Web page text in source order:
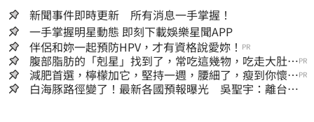
新聞事件即時更新 所有消息一手掌握！
一手掌握明星動態 即刻下載娛樂星聞APP
伴侶和妳一起預防HPV，才有資格說愛妳！ PR
腹部脂肪的「剋星」找到了，常吃這幾物，吃走大肚
囊，瘦出小蠻腰
PR
減肥首選，檸檬加它，堅持一週，腰細了，瘦到你懷疑
人生
PR
白海豚路徑變了！最新各國預報曝光 吳聖宇：離台灣